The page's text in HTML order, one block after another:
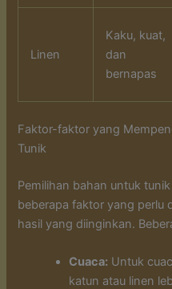
Linen
Kaku, kuat,
dan
bernapas
Faktor-faktor yang
Tunik
Pemilihan bahan untuk
beberapa faktor yang perlu
hasil yang diinginkan.
Cuaca: Untuk
katun atau linen